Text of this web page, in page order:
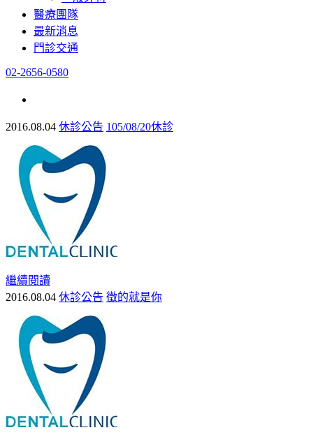
醫療團隊
最新消息
門診交通
02-2656-0580
2016.08.04 休診公告 105/08/20休診
繼續閱讀
2016.08.04 休診公告 徵的就是你